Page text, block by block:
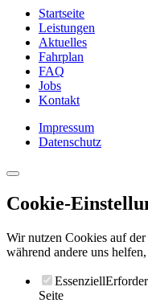
Startseite
Leistungen
Aktuelles
Fahrplan
FAQ
Jobs
Kontakt
Impressum
Datenschutz
Cookie-
Wir nutzen Cookies auf
während andere uns
Essenziell
Seite